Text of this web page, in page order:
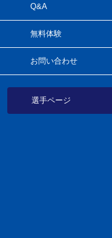
Q&A
無料体験
お問い合わせ
選手ページ